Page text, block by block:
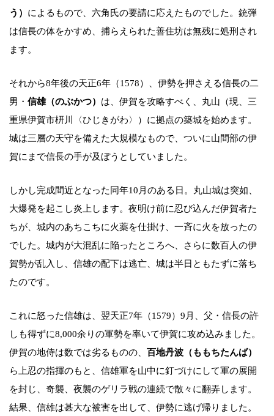
う） によるもので、六角氏の要請に応えたものでした。銃弾
は信長の体をかすめ、捕らえられた善住坊は無残に処刑され
ます。
それから8年後の天正6年（1578）、伊勢を押さえる信長の二
男・ 信雄（のぶかつ） は、伊賀を攻略すべく、丸山（現、三
重県伊賀市枅川〈ひじきがわ〉）に拠点の築城を始めます。
城は三層の天守を備えた大規模なもので、ついに山間部の伊
賀にまで信長の手が及ぼうとしていました。
しかし完成間近となった同年10月のある日。丸山城は突如、
大爆発を起こし炎上します。夜明け前に忍び込んだ伊賀者た
ちが、城内のあちこちに火薬を仕掛け、一斉に火を放ったの
でした。城内が大混乱に陥ったところへ、さらに数百人の伊
賀勢が乱入し、信雄の配下は逃亡、城は半日ともたずに落ち
たのです。
これに怒った信雄は、翌天正7年（1579）9月、父・信長の許
しも得ずに8,000余りの軍勢を率いて伊賀に攻め込みました。
伊賀の地侍は数では劣るものの、 百地丹波（ももちたんば）
ら上忍の指揮のもと、信雄軍を山中に釘づけにして軍の展開
を封じ、奇襲、夜襲のゲリラ戦の連続で散々に翻弄します。
結果、信雄は甚大な被害を出して、伊勢に逃げ帰りました。